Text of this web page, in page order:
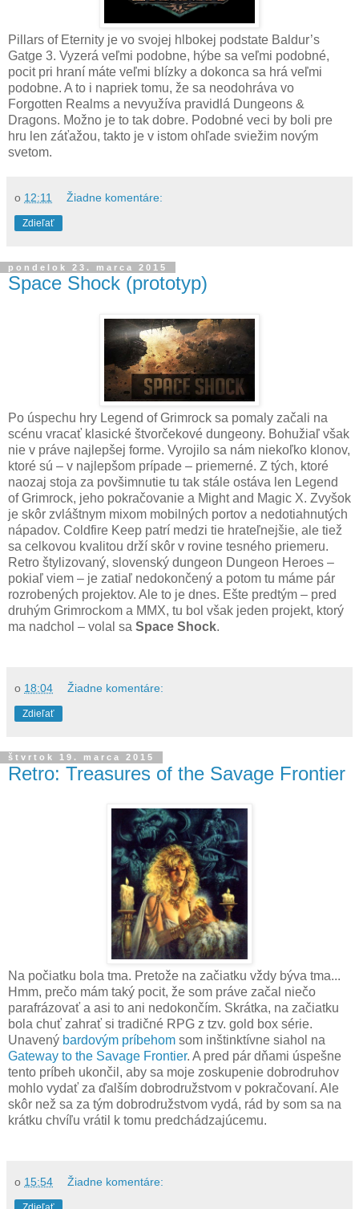
Pillars of Eternity je vo svojej hlbokej podstate Baldur’s
Gatge 3. Vyzerá veľmi podobne, hýbe sa veľmi podobné,
pocit pri hraní máte veľmi blízky a dokonca sa hrá veľmi
podobne. A to i napriek tomu, že sa neodohráva vo
Forgotten Realms a nevyužíva pravidlá Dungeons &
Dragons. Možno je to tak dobre. Podobné veci by boli pre
hru len záťažou, takto je v istom ohľade sviežim novým
svetom.
o 12:11 Žiadne komentáre:
Zdieľať
pondelok 23. marca 2015
Space Shock (prototyp)
Po úspechu hry Legend of Grimrock sa pomaly začali na
scénu vracať klasické štvorčekové dungeony. Bohužiaľ však
nie v práve najlepšej forme. Vyrojilo sa nám niekoľko klonov,
ktoré sú – v najlepšom prípade – priemerné. Z tých, ktoré
naozaj stoja za povšimnutie tu tak stále ostáva len Legend
of Grimrock, jeho pokračovanie a Might and Magic X. Zvyšok
je skôr zvláštnym mixom mobilných portov a nedotiahnutých
nápadov. Coldfire Keep patrí medzi tie hrateľnejšie, ale tiež
sa celkovou kvalitou drží skôr v rovine tesného priemeru.
Retro štylizovaný, slovenský dungeon Dungeon Heroes –
pokiaľ viem – je zatiaľ nedokončený a potom tu máme pár
rozrobených projektov. Ale to je dnes. Ešte predtým – pred
druhým Grimrockom a MMX, tu bol však jeden projekt, ktorý
ma nadchol – volal sa Space Shock.
o 18:04 Žiadne komentáre:
Zdieľať
štvrtok 19. marca 2015
Retro: Treasures of the Savage Frontier
Na počiatku bola tma. Pretože na začiatku vždy býva tma...
Hmm, prečo mám taký pocit, že som práve začal niečo
parafrázovať a asi to ani nedokončím. Skrátka, na začiatku
bola chuť zahrať si tradičné RPG z tzv. gold box série.
Unavený bardovým príbehom som inštinktívne siahol na
Gateway to the Savage Frontier. A pred pár dňami úspešne
tento príbeh ukončil, aby sa moje zoskupenie dobrodruhov
mohlo vydať za ďalším dobrodružstvom v pokračovaní. Ale
skôr než sa za tým dobrodružstvom vydá, rád by som sa na
krátku chvíľu vrátil k tomu predchádzajúcemu.
o 15:54 Žiadne komentáre: